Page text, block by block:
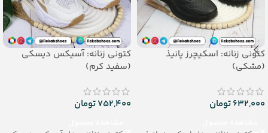
کتونی زنانه: اسکیچرز پانیذ
(مشکی)
632,000تومان
کتونی زنانه: آسیکس دیسکی
(سفید کرم)
752,400تومان